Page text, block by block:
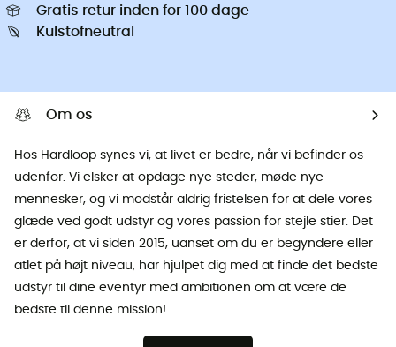
Gratis retur inden for 100 dage
Kulstofneutral
Om os
Hos Hardloop synes vi, at livet er bedre, når vi befinder os
udenfor. Vi elsker at opdage nye steder, møde nye
mennesker, og vi modstår aldrig fristelsen for at dele vores
glæde ved godt udstyr og vores passion for stejle stier. Det
er derfor, at vi siden 2015, uanset om du er begyndere eller
atlet på højt niveau, har hjulpet dig med at finde det bedste
udstyr til dine eventyr med ambitionen om at være de
bedste til denne mission!